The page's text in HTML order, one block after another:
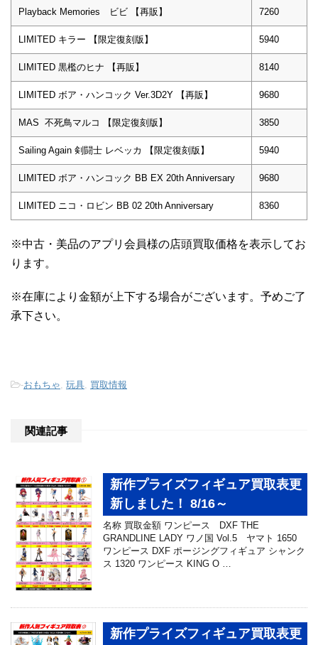
Playback Memories ビビ 【再販】 7260
LIMITED キラー 【限定復刻版】 5940
LIMITED 黒檻のヒナ 【再販】 8140
LIMITED ボア・ハンコック Ver.3D2Y 【再販】 9680
MAS 不死鳥マルコ 【限定復刻版】 3850
Sailing Again 剣闘士 レベッカ 【限定復刻版】 5940
LIMITED ボア・ハンコック BB EX 20th Anniversary 9680
LIMITED ニコ・ロビン BB 02 20th Anniversary 8360
※中古・美品のアプリ会員様の店頭買取価格を表示してお
ります。
※在庫により金額が上下する場合がございます。予めご了
承下さい。
-おもちゃ 玩具 買取情報
関連記事
新作プライズフィギュア買取表更
新しました！ 8/16～
名称 買取金額 ワンピース DXF THE
GRANDLINE LADY ワノ国 Vol.5 ヤマト 1650
ワンピース DXF ポージングフィギュア シャンク
ス 1320 ワンピース KING O …
新作プライズフィギュア買取表更